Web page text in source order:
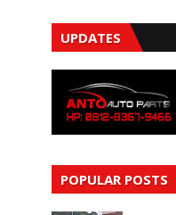
UPDATES
POPULAR POSTS